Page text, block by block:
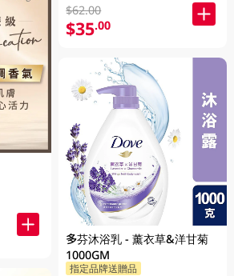
$62.00
$35.00
多芬沐浴乳 - 薰衣草&洋甘菊
1000GM
指定品牌送贈品